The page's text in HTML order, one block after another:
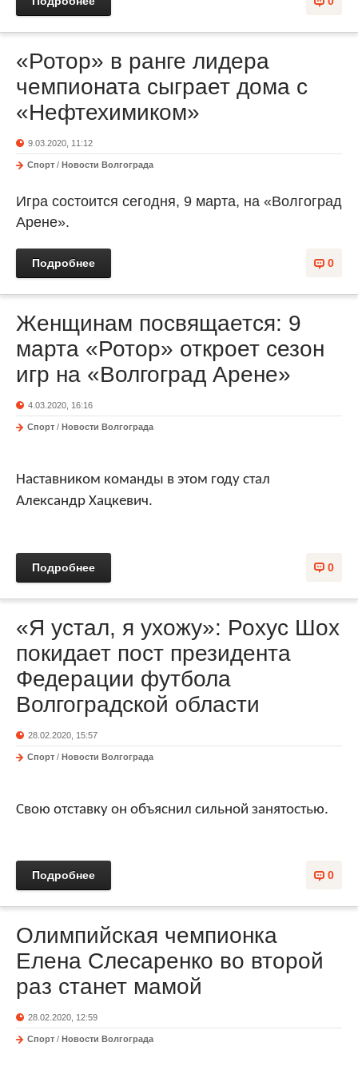
«Ротор» в ранге лидера
чемпионата сыграет дома с
«Нефтехимиком»
9.03.2020, 11:12
Спорт / Новости Волгограда
Игра состоится сегодня, 9 марта, на «Волгоград
Арене».
0
Подробнее
Женщинам посвящается: 9
марта «Ротор» откроет сезон
игр на «Волгоград Арене»
4.03.2020, 16:16
Спорт / Новости Волгограда
Наставником команды в этом году стал
Александр Хацкевич.
0
Подробнее
«Я устал, я ухожу»: Рохус Шох
покидает пост президента
Федерации футбола
Волгоградской области
28.02.2020, 15:57
Спорт / Новости Волгограда
Свою отставку он объяснил сильной занятостью.
0
Подробнее
Олимпийская чемпионка
Елена Слесаренко во второй
раз станет мамой
28.02.2020, 12:59
Спорт / Новости Волгограда